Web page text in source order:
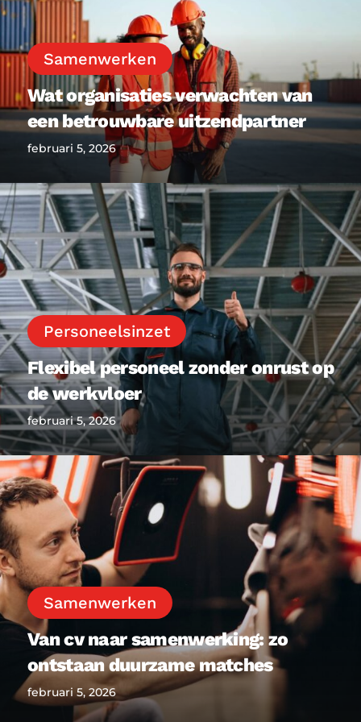
Samenwerken
Wat organisaties verwachten van
een betrouwbare uitzendpartner
februari 5, 2026
Personeelsinzet
Flexibel personeel zonder onrust op
de werkvloer
februari 5, 2026
Samenwerken
Van cv naar samenwerking: zo
ontstaan duurzame matches
februari 5, 2026